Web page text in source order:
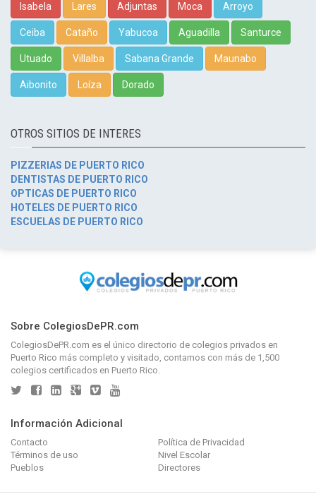
Isabela Lares Adjuntas Moca Arroyo
Ceiba Cataño Yabucoa Aguadilla Santurce
Utuado Villalba Sabana Grande Maunabo
Aibonito Loíza Dorado
OTROS SITIOS DE INTERES
PIZZERIAS DE PUERTO RICO
DENTISTAS DE PUERTO RICO
OPTICAS DE PUERTO RICO
HOTELES DE PUERTO RICO
ESCUELAS DE PUERTO RICO
Sobre ColegiosDePR.com
ColegiosDePR.com es el único directorio de colegios privados en
Puerto Rico más completo y visitado, contamos con más de 1,500
colegios certificados en Puerto Rico.
Información Adicional
Contacto
Política de Privacidad
Términos de uso
Nivel Escolar
Pueblos
Directores